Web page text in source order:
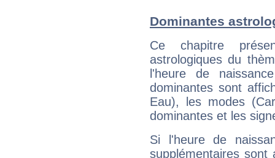
Dominantes
Ce chapitre
astrologiques du
l'heure de
dominantes sont
Eau), les modes
dominantes et les
Si l'heure de
supplémentaires sont